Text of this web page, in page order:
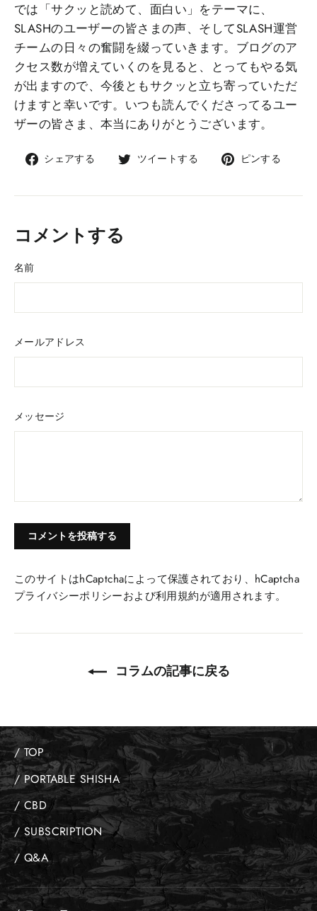
では「サクッと読めて、面白い」をテーマに、
SLASHのユーザーの皆さまの声、そしてSLASH運営
チームの日々の奮闘を綴っていきます。ブログのア
クセス数が増えていくのを見ると、とってもやる気
が出ますので、今後ともサクッと立ち寄っていただ
けますと幸いです。いつも読んでくださってるユー
ザーの皆さま、本当にありがとうございます。
シェアする
Facebook
シ
ア
ツイートする
Twitter
ツ
る
ピンする
ピ
コメントする
名前
メールアドレス
メッセージ
このサイトはhCaptchaによって保護されており、hCaptcha
プライバシーポリシーおよび利用規約が適用されます。
コラムの記事に戻る
/ TOP
/ PORTABLE SHISHA
/ CBD
/ SUBSCRIPTION
/ Q&A